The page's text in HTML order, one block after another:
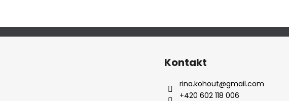
Kontakt
rina.kohout@gmail.com
+420 602 118 006